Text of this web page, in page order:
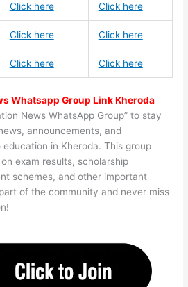
Click here Click here
Click here Click here
Click here Click here
Whatsapp Group Link Kheroda
News WhatsApp Group” to stay
announcements, and
in Kheroda. This group
exam results, scholarship
schemes, and other important
of the community and never miss